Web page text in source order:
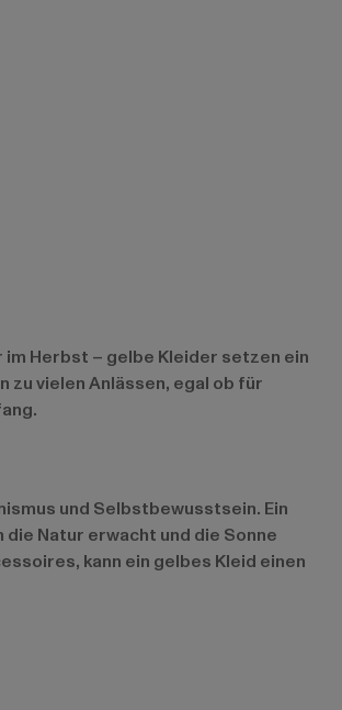
Herbst – gelbe Kleider setzen ein
vielen Anlässen, egal ob für
und Selbstbewusstsein. Ein
Natur erwacht und die Sonne
kann ein gelbes Kleid einen